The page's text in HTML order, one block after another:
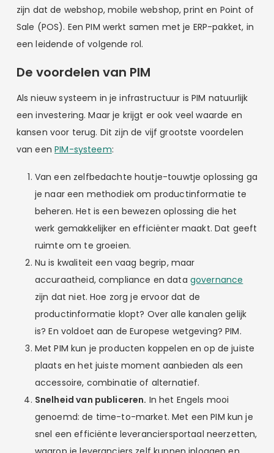
zijn dat de webshop, mobile webshop, print en Point of
Sale (POS). Een PIM werkt samen met je ERP-pakket, in
een leidende of volgende rol.
De voordelen van PIM
Als nieuw systeem in je infrastructuur is PIM natuurlijk
een investering. Maar je krijgt er ook veel waarde en
kansen voor terug. Dit zijn de vijf grootste voordelen
van eenPIM-systeem:
Van een zelfbedachte houtje-touwtje oplossing ga
je naar een methodiek om productinformatie te
beheren. Het is een bewezen oplossing die het
werk gemakkelijker en efficiënter maakt. Dat geeft
ruimte om te groeien.
Nu is kwaliteit een vaag begrip, maar
accuraatheid, compliance en data governance
zijn dat niet. Hoe zorg je ervoor dat de
productinformatie klopt? Over alle kanalen gelijk
is? En voldoet aan de Europese wetgeving? PIM.
Met PIM kun je producten koppelen en op de juiste
plaats en het juiste moment aanbieden als een
accessoire, combinatie of alternatief.
Snelheid van publiceren. In het Engels mooi
genoemd: de time-to-market. Met een PIM kun je
snel een efficiënte leveranciersportaal neerzetten,